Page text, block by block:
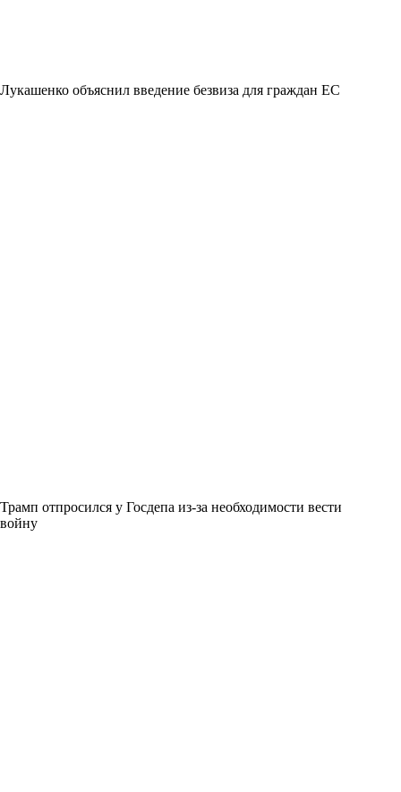
Лукашенко объяснил введение безвиза для граждан ЕС
Трамп отпросился у Госдепа из-за необходимости вести
войну